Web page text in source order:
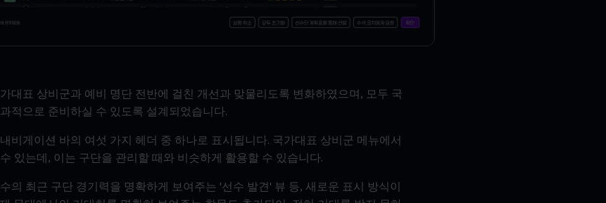
대표 상비군과 예비 명단 전반에 걸친 개선과 맞물리도록 변화하였으며, 모두 국
적으로 준비하실 수 있도록 설계되었습니다.
비게이션 바의 여섯 가지 헤더 중 하나로 표시됩니다. 국가대표 상비군 메뉴에서
있는데, 이는 구단을 관리할 때와 비슷하게 활용할 수 있습니다.
의 최근 구단 경기력을 명확하게 보여주는 '선수 발견' 뷰 등, 새로운 표시 방식이